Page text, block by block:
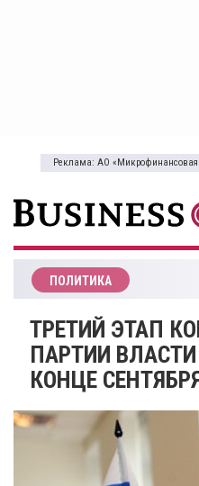
Реклама: АО «Микрофинансовая
ПОЛИТИКА
ТРЕТИЙ ЭТАП
ПАРТИИ
КОНЦЕ